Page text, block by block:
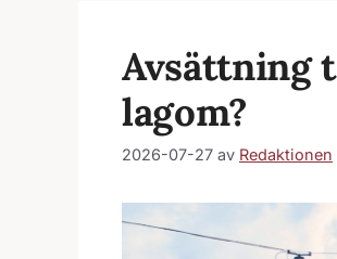
Avsättning
lagom?
2026-07-27 av Redaktionen